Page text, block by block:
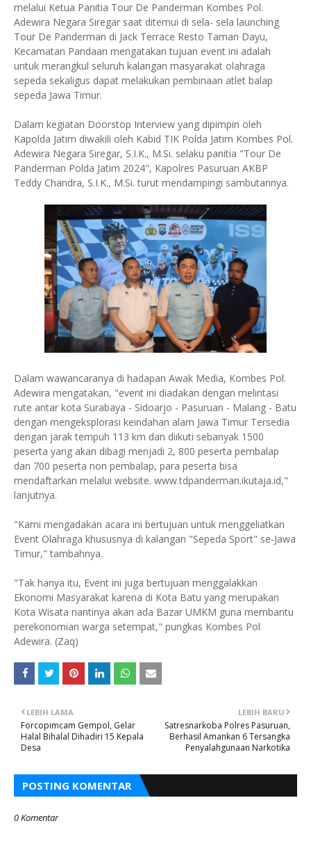
melalui Ketua Panitia Tour De Panderman Kombes Pol.
Adewira Negara Siregar saat ditemui di sela- sela launching
Tour De Panderman di Jack Terrace Resto Taman Dayu,
Kecamatan Pandaan mengatakan tujuan event ini adalah
untuk merangkul seluruh kalangan masyarakat olahraga
sepeda sekaligus dapat melakukan pembinaan atlet balap
sepeda Jawa Timur.
Dalam kegiatan Doorstop Interview yang dipimpin oleh
Kapolda Jatim diwakili oleh Kabid TIK Polda Jatim Kombes Pol.
Adewira Negara Siregar, S.I.K., M.Si. selaku panitia "Tour De
Panderman Polda Jatim 2024", Kapolres Pasuruan AKBP
Teddy Chandra, S.I.K., M.Si. turut mendampingi sambutannya.
Dalam wawancaranya di hadapan Awak Media, Kombes Pol.
Adewira mengatakan, "event ini diadakan dengan melintasi
rute antar kota Surabaya - Sidoarjo - Pasuruan - Malang - Batu
dengan mengeksplorasi keindahan alam Jawa Timur Tersedia
dengan jarak tempuh 113 km dan diikuti sebanyak 1500
peserta yang akan dibagi menjadi 2, 800 peserta pembalap
dan 700 peserta non pembalap, para peserta bisa
mendaftarkan melalui website. www.tdpanderman.ikutaja.id,"
lanjutnya.
"Kami mengadakan acara ini bertujuan untuk menggeliatkan
Event Olahraga khususnya di kalangan "Sepeda Sport" se-Jawa
Timur," tambahnya.
"Tak hanya itu, Event ini juga bertujuan menggalakkan
Ekonomi Masyarakat karena di Kota Batu yang merupakan
Kota Wisata nantinya akan ada Bazar UMKM guna membantu
perekonomian warga setempat," pungkas Kombes Pol
Adewira. (Zaq)
LEBIH BARU
Satresnarkoba Polres Pasuruan,
Berhasil Amankan 6 Tersangka
Penyalahgunaan Narkotika
LEBIH LAMA
Forcopimcam Gempol, Gelar
Halal Bihalal Dihadiri 15 Kepala
Desa
POSTING KOMENTAR
0 Komentar